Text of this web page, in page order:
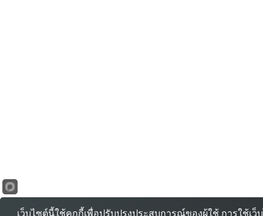
เว็บไซต์นี้ใช้คุกกี้เพื่อปรับปรุงประสบการณ์ของผู้ใช้ การใช้